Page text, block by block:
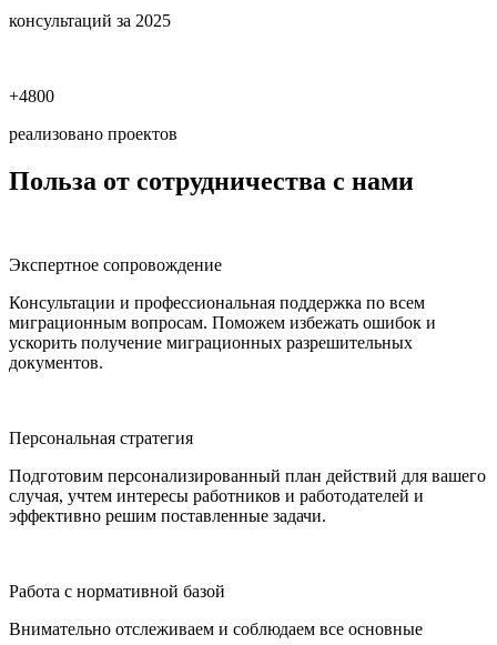
консультаций за 2025
+4800
реализовано проектов
Польза от сотрудничества с нами
Экспертное сопровождение
Консультации и профессиональная поддержка по всем
миграционным вопросам. Поможем избежать ошибок и
ускорить получение миграционных разрешительных
документов.
Персональная стратегия
Подготовим персонализированный план действий для вашего
случая, учтем интересы работников и работодателей и
эффективно решим поставленные задачи.
Работа с нормативной базой
Внимательно отслеживаем и соблюдаем все основные